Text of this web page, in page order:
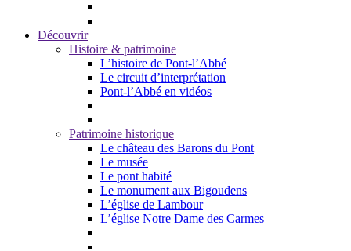
Découvrir
Histoire & patrimoine
L’histoire de Pont-l’Abbé
Le circuit d’interprétation
Pont-l’Abbé en vidéos
Patrimoine historique
Le château des Barons du Pont
Le musée
Le pont habité
Le monument aux Bigoudens
L’église de Lambour
L’église Notre Dame des Carmes